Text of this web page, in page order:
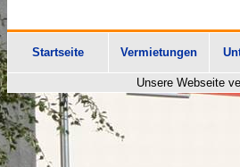
Startseite Vermietungen
Unsere Webseite